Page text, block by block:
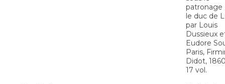
patronage
le duc de
par Louis
Dussieux
Eudore
Paris,
Didot,
17 vol.